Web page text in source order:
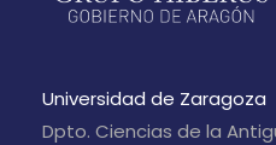
Universidad de Zaragoza
Dpto. Ciencias de la